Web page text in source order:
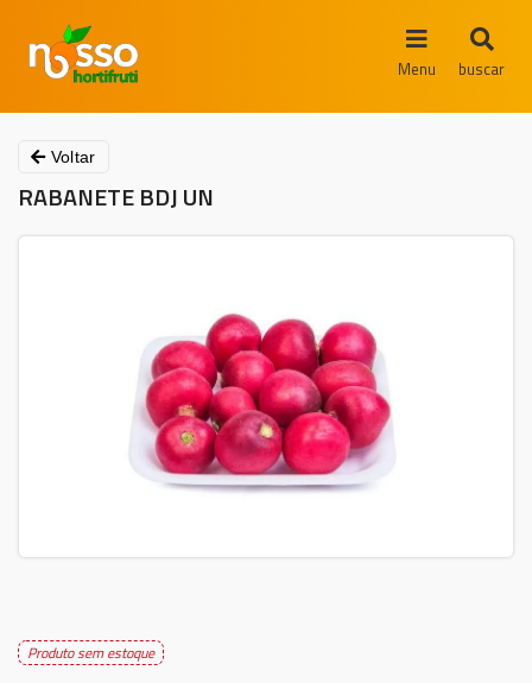
Menu buscar
Voltar
RABANETE BDJ UN
Produto sem estoque